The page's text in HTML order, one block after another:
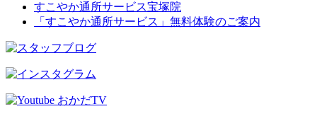
すこやか通所サービス宝塚院
「すこやか通所サービス」無料体験のご案内